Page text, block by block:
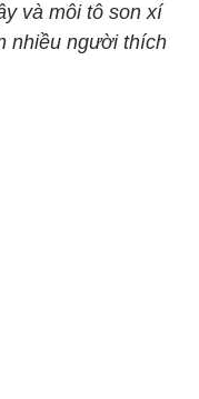
và môi tô son xí
nhiều người thích